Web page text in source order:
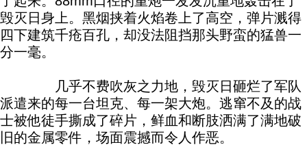
毁灭日身上。黑烟挟着火焰卷上了高空，弹片溅得
四下建筑千疮百孔，却没法阻挡那头野蛮的猛兽一
分一毫。
几乎不费吹灰之力地，毁灭日砸烂了军队
派遣来的每一台坦克、每一架大炮。逃窜不及的战
士被他徒手撕成了碎片，鲜血和断肢洒满了满地破
旧的金属零件，场面震撼而令人作恶。